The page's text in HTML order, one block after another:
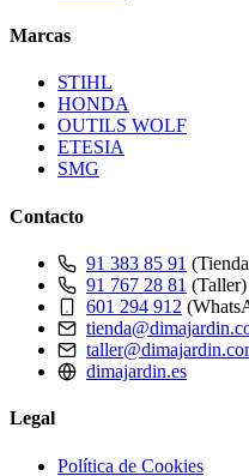
Marcas
STIHL
HONDA
OUTILS WOLF
ETESIA
SMG
Contacto
91 383 85 91
91 767 28 81 (Taller)
601 294 912
dimajardin.es
Legal
Política de Cookies